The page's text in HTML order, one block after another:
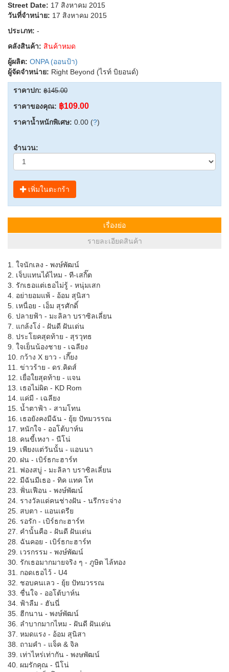
Street Date: 17 สิงหาคม 2015
วันที่จำหน่าย: 17 สิงหาคม 2015
ประเภท: -
คลังสินค้า: สินค้าหมด
ผู้ผลิต: ONPA (ออนป้า)
ผู้จัดจำหน่าย: Right Beyond (ไรท์ บิยอนด์)
ราคาปก: ฿145.00
ราคาของคุณ: ฿109.00
ราคาน้ำหนักพิเศษ: 0.00 (?)
จำนวน:
เพิ่มในตะกร้า
เรื่องย่อ
รายละเอียดสินค้า
1. ใจนักเลง - พงษ์พัฒน์
2. เจ็บแทนได้ไหม - ที-เสกิ๊ต
3. รักเธอแต่เธอไม่รู้ - หนุ่มเสก
4. อย่ายอมแพ้ - อ้อม สุนิสา
5. เหนื่อย - เอ็ม สุรศักดิ์
6. ปลายฟ้า - มะลิลา บราซิลเลี่ยน
7. แกล้งโง่ - ฝันดี ฝันเด่น
8. ประโยคสุดท้าย - สุรวุทธ
9. ใจเย็นน้องชาย - เฉลียง
10. กว้าง X ยาว - เกี๊ยง
11. ข่าวร้าย - ดร.คิดส์
12. เยื่อใยสุดท้าย - แจน
13. เธอไม่ผิด - KD Rom
14. แค่มี - เฉลียง
15. น้ำตาฟ้า - สามโทน
16. เธอยังคงมีฉัน - ยุ้ย ปัทมวรรณ
17. หนักใจ - ออโต้บาห์น
18. คนขี้เหงา - นีโน่
19. เพียงแต่วันนั้น - แอนนา
20. ฝน - เบิร์ธกะฮาร์ท
21. ฟองสบู่ - มะลิลา บราซิลเลี่ยน
22. มีฉันมีเธอ - ทิค แทค โท
23. ฟั่นเฟือน - พงษ์พัฒน์
24. รางวัลแด่คนช่างฝัน - นรีกระจ่าง
25. สบตา - แอนเดรีย
26. รอรัก - เบิร์ธกะฮาร์ท
27. คำนั้นคือ - ฝันดี ฝันเด่น
28. ฉันคอย - เบิร์ธกะฮาร์ท
29. เวรกรรม - พงษ์พัฒน์
30. รักเธอมากมายจริง ๆ - ภูษิต ไล้ทอง
31. กอดเธอไว้ - U4
32. ชอบคนเลว - ยุ้ย ปัทมวรรณ
33. ชื่นใจ - ออโต้บาห์น
34. ฟ้าลืม - ฮันนี่
35. ฮีกนาน - พงษ์พัฒน์
36. ลำบากมากไหม - ฝันดี ฝันเด่น
37. หมดแรง - อ้อม สุนิสา
38. ถามคำ - แจ็ค & จิล
39. เท่าไหร่เท่ากัน - พงษพัฒน์
40. ผมรักคุณ - นีโน่